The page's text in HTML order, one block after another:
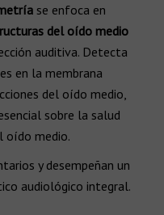
se enfoca en
del oído medio
auditiva. Detecta
en la membrana
del oído medio,
sobre la salud
oído medio.
y desempeñan un
audiológico integral.